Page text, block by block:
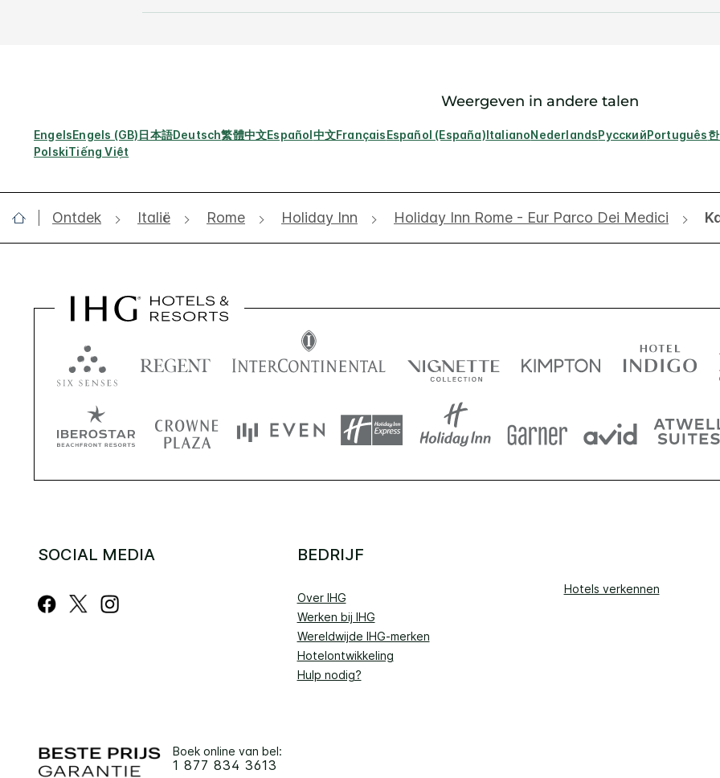
Weergeven in andere talen
EngelsEngels (GB)日本語Deutsch繁體中文Español中文FrançaisEspañol (España)ItalianoNederlandsРусскийPortuguês
PolskiTiếng Việt
Ontdek Italië Rome Holiday Inn Holiday Inn Rome - Eur Parco Dei Medici
SOCIAL MEDIA BEDRIJF
Over IHG
Werken bij IHG
Wereldwijde IHG-merken
Hotelontwikkeling
Hulp nodig?
Hotels verkennen
Boek online van bel:
1 877 834 3613